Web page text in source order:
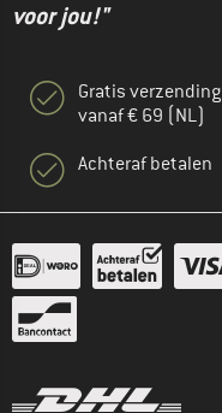
voor jou!"
Gratis verzending
vanaf € 69 (NL)
Achteraf betalen